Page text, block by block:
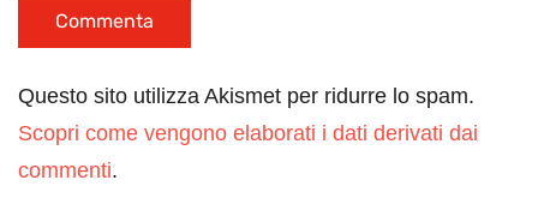
Questo sito utilizza Akismet per ridurre lo spam.
Scopri come vengono elaborati i dati derivati dai
commenti.